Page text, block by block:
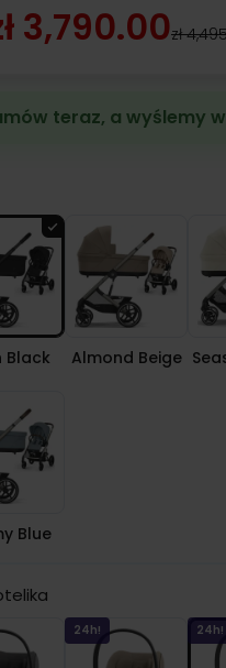
3,790.00zł
teraz, a wyślemy
Black Almond Beige
Blue
24h! 24h!